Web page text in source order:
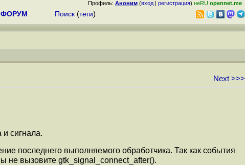
Профиль: Аноним (вход | регистрация) неRU opennet.me
ФОРУМ Поиск (теги)
Next >>>
сигнала.
последнего выполняемого обработчика. Так как события
не вызовите gtk_signal_connect_after().